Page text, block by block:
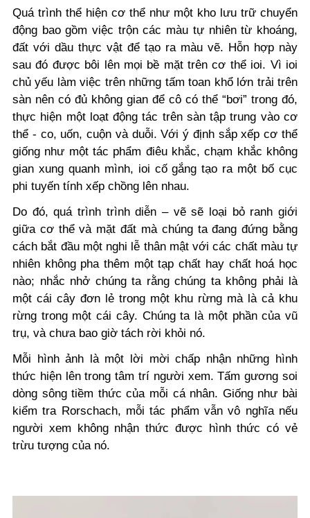
Quá trình thể hiện cơ thể như một kho lưu trữ chuyển
động bao gồm việc trộn các màu tự nhiên từ khoáng,
đất với dầu thực vật để tạo ra màu vẽ. Hỗn hợp này
sau đó được bôi lên mọi bề mặt trên cơ thể ioi. Vì ioi
chủ yếu làm việc trên những tấm toan khổ lớn trải trên
sàn nên có đủ không gian để cô có thể “bơi” trong đó,
thực hiện một loạt động tác trên sàn tập trung vào cơ
thể - co, uốn, cuộn và duỗi. Với ý định sắp xếp cơ thể
giống như một tác phẩm điêu khắc, chạm khắc không
gian xung quanh mình, ioi cố gắng tạo ra một bố cục
phi tuyến tính xếp chồng lên nhau.
Do đó, quá trình trình diễn – vẽ sẽ loại bỏ ranh giới
giữa cơ thể và mặt đất mà chúng ta đang đứng bằng
cách bắt đầu một nghi lễ thân mật với các chất màu tự
nhiên không pha thêm một tạp chất hay chất hoá học
nào; nhắc nhở chúng ta rằng chúng ta không phải là
một cái cây đơn lẻ trong một khu rừng mà là cả khu
rừng trong một cái cây. Chúng ta là một phần của vũ
trụ, và chưa bao giờ tách rời khỏi nó.
Mỗi hình ảnh là một lời mời chấp nhận những hình
thức hiện lên trong tâm trí người xem. Tấm gương soi
dòng sông tiềm thức của mỗi cá nhân. Giống như bài
kiểm tra Rorschach, mỗi tác phẩm vẫn vô nghĩa nếu
người xem không nhận thức được hình thức có vẻ
trừu tượng của nó.